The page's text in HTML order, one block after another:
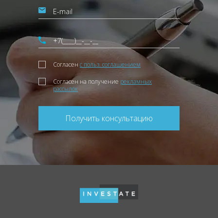
Согласен с польз. соглашением
Согласен на получение рекламных
рассылок
Получить консультацию